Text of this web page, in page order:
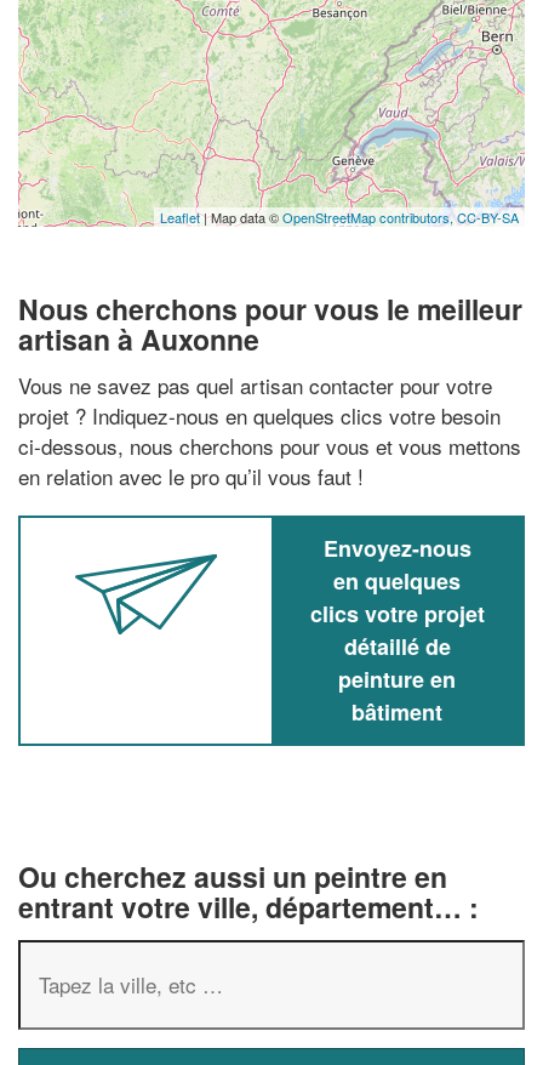
Leaflet| Map data ©OpenStreetMap contributors,CC-BY-SA
Nous cherchons pour vous le meilleur
artisan à Auxonne
Vous ne savez pas quel artisan contacter pour votre
projet ? Indiquez-nous en quelques clics votre besoin
ci-dessous, nous cherchons pour vous et vous mettons
en relation avec le pro qu’il vous faut !
Envoyez-nous
en quelques
clics votre projet
détaillé de
peinture en
bâtiment
Ou cherchez aussi un peintre en
entrant votre ville, département… :